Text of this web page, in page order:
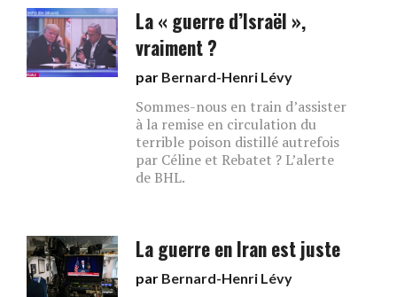
La « guerre d’Israël »,
vraiment ?
par Bernard-Henri Lévy
Sommes-nous en train d’assister
à la remise en circulation du
terrible poison distillé autrefois
par Céline et Rebatet ? L’alerte
de BHL.
La guerre en Iran est juste
par Bernard-Henri Lévy